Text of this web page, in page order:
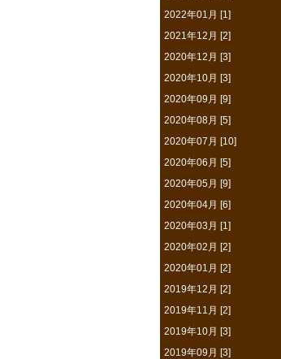
2022年01月 [1]
2021年12月 [2]
2020年12月 [3]
2020年10月 [3]
2020年09月 [9]
2020年08月 [5]
2020年07月 [10]
2020年06月 [5]
2020年05月 [9]
2020年04月 [6]
2020年03月 [1]
2020年02月 [2]
2020年01月 [2]
2019年12月 [2]
2019年11月 [2]
2019年10月 [3]
2019年09月 [3]